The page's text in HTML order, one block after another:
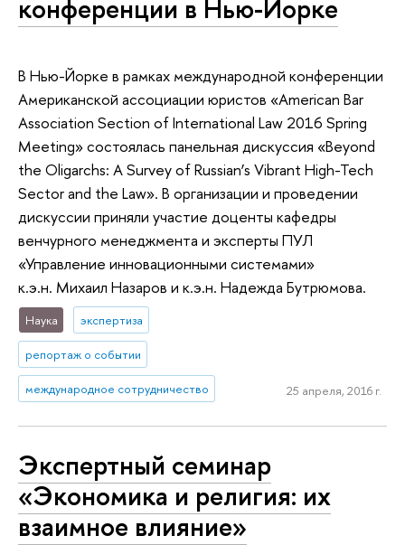
конференции в Нью-Йорке
В Нью-Йорке в рамках международной конференции
Американской ассоциации юристов «American Bar
Association Section of International Law 2016 Spring
Meeting» состоялась панельная дискуссия «Beyond
the Oligarchs: A Survey of Russian’s Vibrant High-Tech
Sector and the Law». В организации и проведении
дискуссии приняли участие доценты кафедры
венчурного менеджмента и эксперты ПУЛ
«Управление инновационными системами»
к.э.н. Михаил Назаров и к.э.н. Надежда Бутрюмова.
Наука экспертиза
репортаж о событии
международное сотрудничество 25 апреля, 2016 г.
Экспертный семинар
«Экономика и религия: их
взаимное влияние»